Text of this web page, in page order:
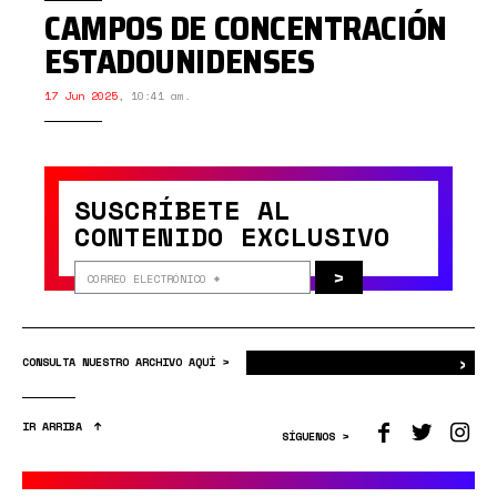
CAMPOS DE CONCENTRACIÓN
ESTADOUNIDENSES
17 Jun 2025, 10:41 am.
SUSCRÍBETE AL
CONTENIDO EXCLUSIVO
>
CONSULTA NUESTRO ARCHIVO AQUÍ > ›
IR ARRIBA
SÍGUENOS >